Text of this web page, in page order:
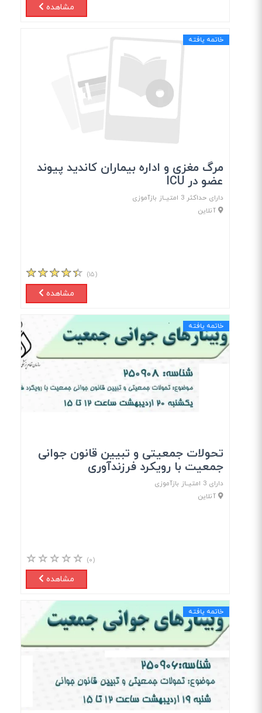
مشاهده
خاتمه یافته
مرگ مغزی و اداره بیماران کاندید پیوند
عضو در ICU
دارای حداکثر 3 امتیــاز بازآموزی
آنلاین
(۱۵)
مشاهده
خاتمه یافته
تحولات جمعیتی و تبیین قانون جوانی
جمعیت با رویکرد فرزندآوری
دارای 3 امتیــاز بازآموزی
آنلاین
(۰)
مشاهده
خاتمه یافته